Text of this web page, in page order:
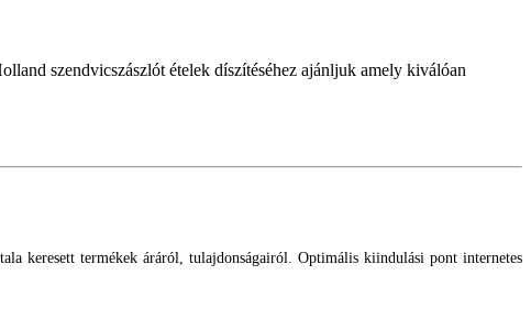
szendvicszászlót ételek díszítéséhez ajánljuk amely kiválóan
keresett termékek áráról, tulajdonságairól. Optimális kiindulási pont internetes